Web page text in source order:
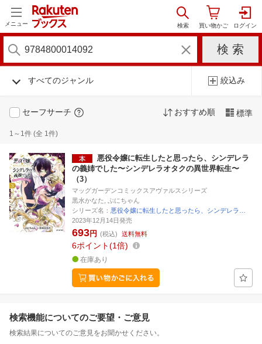
メニュー
すべてのジャンル 絞込み
セーフサーチ おすすめ順 標準
1～1件 (全 1件)
悪役令嬢に転生したと思ったら、シンデレラ
の義姉でした〜シンデレラオタクの異世界転生〜
（3）
マッグガーデンコミックスアヴァルスシリーズ
黒水かなた, ぷにちゃん
シリーズ名： 悪役令嬢に転生したと思ったら、シンデレラ…
2023年12月14日発売
693円 (税込) 送料無料
6ポイント 1倍
在庫あり
検索機能についてのご要望・ご意見
検索結果についてのご意見をお聞かせください。